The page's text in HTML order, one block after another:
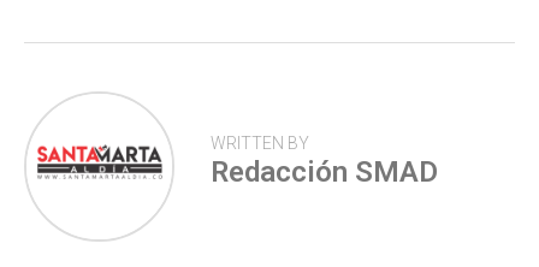
WRITTEN BY
Redacción SMAD